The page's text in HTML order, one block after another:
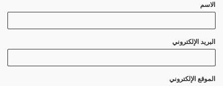
*
الاسم
البريد الإلكتروني
الموقع الإلكتروني